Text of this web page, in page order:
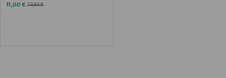
Discounted Price
11,00 € Original Price
29,99 €